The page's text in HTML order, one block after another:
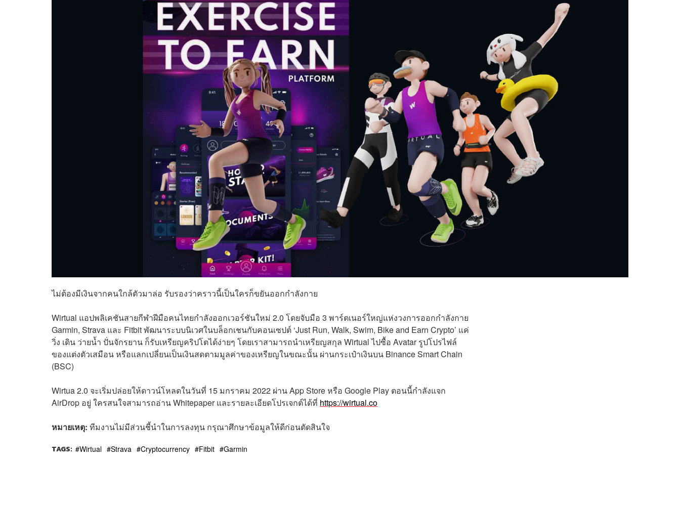
ไม่ต้องมีเงินจากคนใกล้ตัวมาล่อ รับรองว่าคราวนี้เป็นใครก็ขยันออกกำลังกาย
Wirtual แอปพลิเคชันสายกีฬาฝีมือคนไทยกำลังออกเวอร์ชันใหม่ 2.0 โดยจับมือ 3 พาร์ตเนอร์ใหญ่แห่งวงการออกกำลังกาย
Garmin, Strava และ Fitbit พัฒนาระบบนิเวศในบล็อกเชนกับคอนเซปต์ ‘Just Run, Walk, Swim, Bike and Earn Crypto’ แค่
วิ่ง เดิน ว่ายน้ำ ปั่นจักรยาน ก็รับเหรียญคริปโตได้ง่ายๆ โดยเราสามารถนำเหรียญสกุล Wirtual ไปซื้อ Avatar รูปโปรไฟล์
ของแต่งตัวเสมือน หรือแลกเปลี่ยนเป็นเงินสดตามมูลค่าของเหรียญในขณะนั้น ผ่านกระเป๋าเงินบน Binance Smart Chain
(BSC)
Wirtua 2.0 จะเริ่มปล่อยให้ดาวน์โหลดในวันที่ 15 มกราคม 2022 ผ่าน App Store หรือ Google Play ตอนนี้กำลังแจก
AirDrop อยู่ ใครสนใจสามารถอ่าน Whitepaper และรายละเอียดโปรเจกต์ได้ที่ https://wirtual.co
หมายเหตุ: ทีมงานไม่มีส่วนชี้นำในการลงทุน กรุณาศึกษาข้อมูลให้ดีก่อนตัดสินใจ
TAGS: Wirtual Strava Cryptocurrency Fitbit Garmin